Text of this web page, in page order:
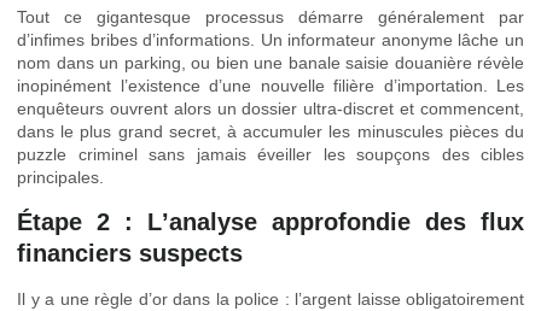
Tout ce gigantesque processus démarre généralement par
d’infimes bribes d’informations. Un informateur anonyme lâche un
nom dans un parking, ou bien une banale saisie douanière révèle
inopinément l’existence d’une nouvelle filière d’importation. Les
enquêteurs ouvrent alors un dossier ultra-discret et commencent,
dans le plus grand secret, à accumuler les minuscules pièces du
puzzle criminel sans jamais éveiller les soupçons des cibles
principales.
Étape 2 : L’analyse approfondie des flux
financiers suspects
Il y a une règle d’or dans la police : l’argent laisse obligatoirement